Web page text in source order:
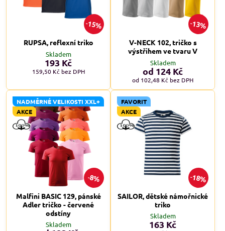
15%
RUPSA, reflexní triko
Skladem
193 Kč
159,50 Kč bez DPH
13%
V-NECK 102, tričko s
výstřihem ve tvaru V
Skladem
od 124 Kč
od 102,48 Kč bez DPH
8%
NADMĚRNÉ VELIKOSTI XXL+
AKCE
Malfini BASIC 129, pánské
Adler tričko - červené
odstíny
Skladem
18%
FAVORIT
AKCE
SAILOR, dětské námořnické
triko
Skladem
163 Kč